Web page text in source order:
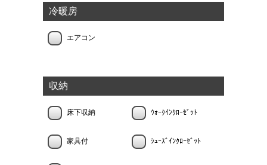
冷暖房
エアコン
収納
床下収納 ｳｫｰｸｲﾝｸﾛｰｾﾞｯﾄ
家具付 ｼｭｰｽﾞｲﾝｸﾛｰｾﾞｯﾄ